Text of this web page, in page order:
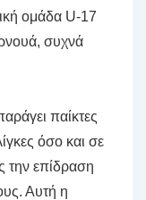
ομάδα U-17
συχνά
παίκτες
όσο και σε
την επίδραση
Αυτή η